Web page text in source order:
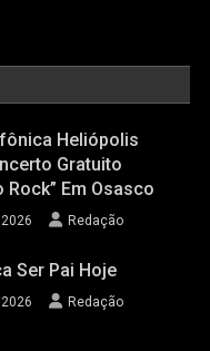
Heliópolis
Gratuito
Rock” Em Osasco
Redação
Ser Pai Hoje
Redação